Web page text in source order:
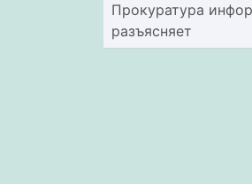
Прокуратура
разъясняет